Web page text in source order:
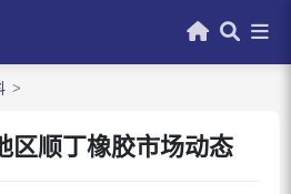
区顺丁橡胶市场动态